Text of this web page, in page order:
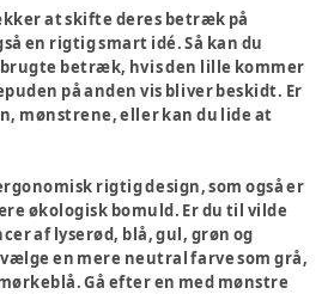
at skifte deres betræk på
en rigtig smart idé. Så kan du
betræk, hvis den lille kommer
på anden vis bliver beskidt. Er
mønstrene, eller kan du lide at
rigtig design, som også er
økologisk bomuld. Er du til vilde
af lyserød, blå, gul, grøn og
en mere neutral farve som grå,
Gå efter en med mønstre